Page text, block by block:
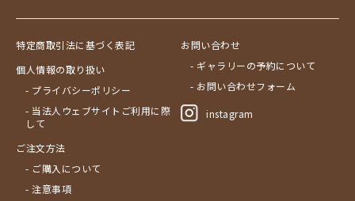
特定商取引法に基づく表記
個人情報の取り扱い
- プライバシーポリシー
- 当法人ウェブサイトご利用に際
して
ご注文方法
- ご購入について
- 注意事項
お問い合わせ
- ギャラリーの予約について
- お問い合わせフォーム
instagram